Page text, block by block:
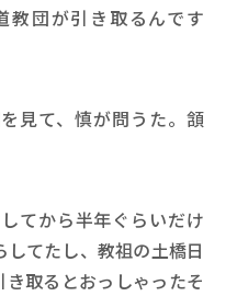
教団が引き取るんです
見て、慎が問うた。頷
てから半年ぐらいだけ
てたし、教祖の土橋日
取るとおっしゃったそ